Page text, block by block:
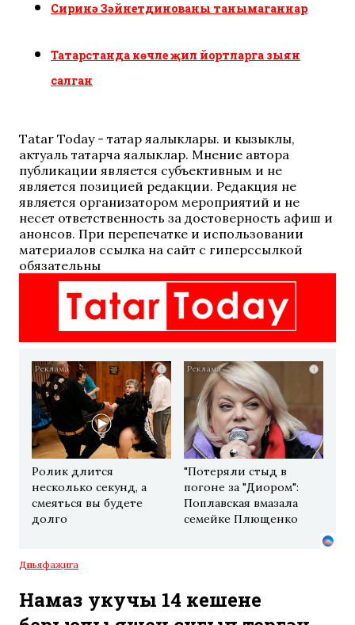
Сиринә Зәйнетдинованы танымаганнар
Татарстанда көчле җил йортларга зыян
салган
Tatar Today - татар яңалыклары. иң кызыклы,
актуаль татарча яңалыклар. Мнение автора
публикации является субъективным и не
является позицией редакции. Редакция не
является организатором мероприятий и не
несет ответственность за достоверность афиш и
анонсов. При перепечатке и использовании
материалов ссылка на сайт с гиперссылкой
обязательны
i
Ролик длится
несколько секунд, а
смеяться вы будете
долго
i
"Потеряли стыд в
погоне за "Диором":
Поплавская вмазала
семейке Плющенко
Дөньяфаҗига
Намаз укучы 14 кешене